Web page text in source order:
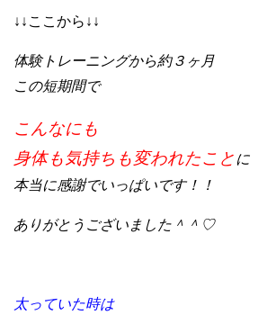
↓↓ここから↓↓
体験トレーニングから約３ヶ月
この短期間で
こんなにも
身体も気持ちも変われたこと に
本当に感謝でいっぱいです！！
ありがとうございました＾＾♡
太っていた時は